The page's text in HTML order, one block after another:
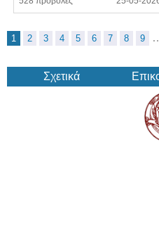
1 2 3 4 5 6 7 8 9
Σχετικά